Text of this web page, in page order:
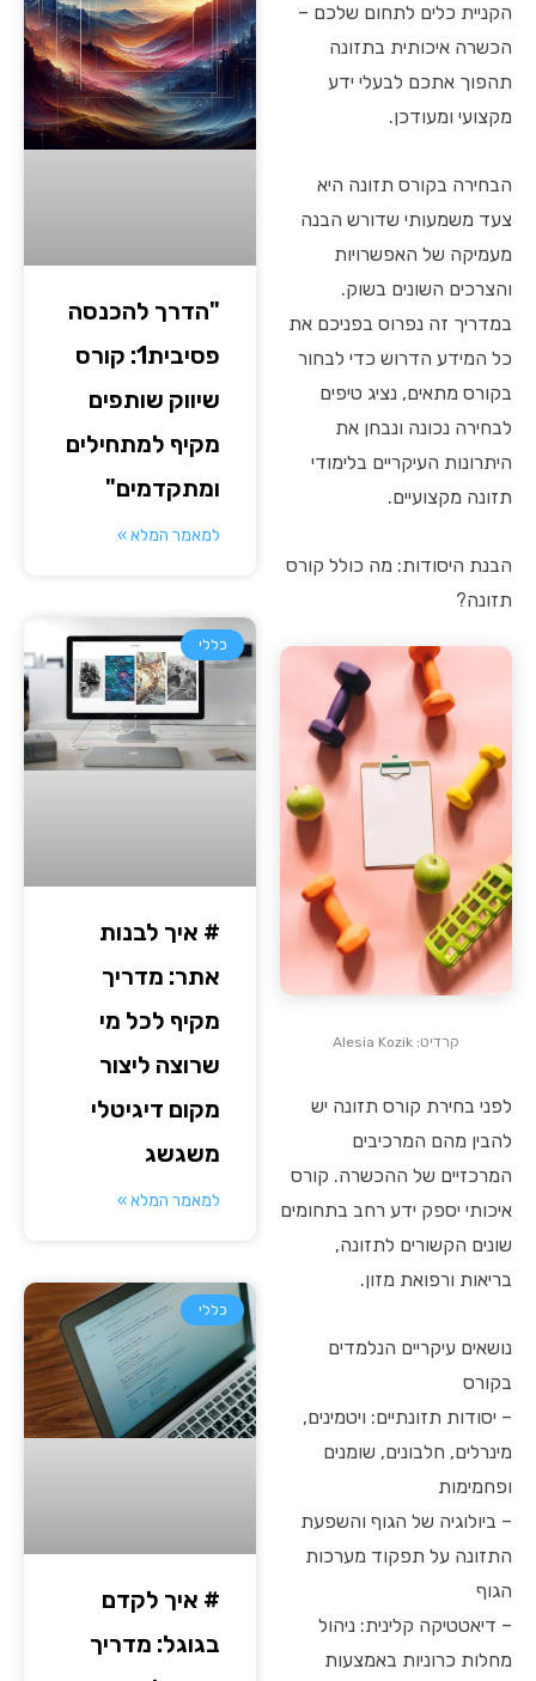
הקניית כלים לתחום שלכם –
הכשרה איכותית בתזונה
תהפוך אתכם לבעלי ידע
מקצועי ומעודכן.
הבחירה בקורס תזונה היא
צעד משמעותי שדורש הבנה
מעמיקה של האפשרויות
והצרכים השונים בשוק.
במדריך זה נפרוס בפניכם את
כל המידע הדרוש כדי לבחור
בקורס מתאים, נציג טיפים
לבחירה נכונה ונבחן את
היתרונות העיקריים בלימודי
תזונה מקצועיים.
הבנת היסודות: מה כולל קורס
תזונה?
קרדיט: Alesia Kozik
לפני בחירת קורס תזונה יש
להבין מהם המרכיבים
המרכזיים של ההכשרה. קורס
איכותי יספק ידע רחב בתחומים
שונים הקשורים לתזונה,
בריאות ורפואת מזון.
נושאים עיקריים הנלמדים
בקורס
– יסודות תזונתיים: ויטמינים,
מינרלים, חלבונים, שומנים
ופחמימות
– ביולוגיה של הגוף והשפעת
התזונה על תפקוד מערכות
הגוף
– דיאטטיקה קלינית: ניהול
מחלות כרוניות באמצעות
"הדרך להכנסה
פסיבית1: קורס
שיווק שותפים
מקיף למתחילים
ומתקדמים"
למאמר המלא »
כללי
# איך לבנות
אתר: מדריך
מקיף לכל מי
שרוצה ליצור
מקום דיגיטלי
משגשג
למאמר המלא »
כללי
# איך לקדם
בגוגל: מדריך